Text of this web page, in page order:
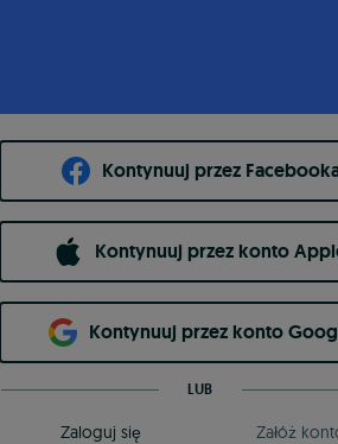
Kontynuuj przez
Kontynuuj przez konto
Kontynuuj przez konto
LUB
Zaloguj się Załóż